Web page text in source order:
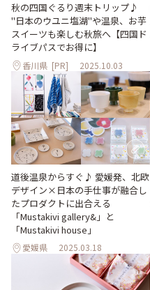
秋の四国ぐるり週末トリップ♪
"日本のウユニ塩湖"や温泉、お芋
スイーツも楽しむ秋旅へ【四国ド
ライブパスでお得に】
香川県 [PR] 2025.10.03
道後温泉からすぐ♪ 愛媛発、北欧
デザイン×日本の手仕事が融合し
たプロダクトに出合える
「Mustakivi gallery&」と
「Mustakivi house」
愛媛県 2025.03.18